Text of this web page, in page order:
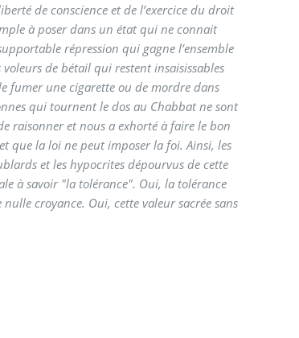
de conscience et de l’exercice du droit
à poser dans un état qui ne connait
répression qui gagne l’ensemble
de bétail qui restent insaisissables
fumer une cigarette ou de mordre dans
qui tournent le dos au Chabbat ne sont
raisonner et nous a exhorté à faire le bon
que la loi ne peut imposer la foi. Ainsi, les
et les hypocrites dépourvus de cette
à savoir "la tolérance". Oui, la tolérance
croyance. Oui, cette valeur sacrée sans